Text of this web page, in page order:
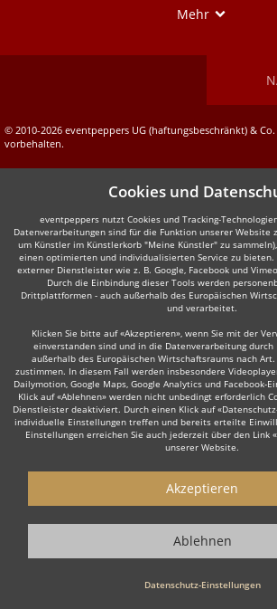
Mehr
© 2010-2026 eventpeppers UG (haftungsbeschränkt) & Co.
vorbehalten.
Cookies und
eventpeppers nutzt Cookies und Tracking-
Datenverarbeitungen sind für die Funktion unserer Website
um Künstler im Künstlerkorb "Meine Künstler" zu
einen optimierten und individualisierten Service zu bieten.
externer Dienstleister wie z. B. Google, Facebook und
Durch die Einbindung dieser Tools werden
Drittplattformen - auch außerhalb des Europäischen
und verarbeitet.
Klicken Sie bitte auf «Akzeptieren», wenn Sie mit der
einverstanden sind und in die Datenverarbeitung
außerhalb des Europäischen Wirtschaftsraums nach Art.
zustimmen. In diesem Fall werden insbesondere
Dailymotion, Google Maps, Google Analytics und Facebook-
Klick auf «Ablehnen» werden nicht unbedingt erforderlich
Dienstleister deaktiviert. Durch einen Klick auf
individuelle Einstellungen treffen und bereits erteilte
Einstellungen erreichen Sie auch jederzeit über den Link
unserer Website.
Datenschutz-Einstellungen
Akzeptieren
Ablehnen